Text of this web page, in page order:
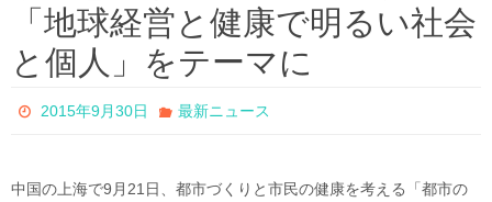
「地球経営と健康で明るい社会
と個人」をテーマに
2015年9月30日 最新ニュース
中国の上海で9月21日、都市づくりと市民の健康を考える「都市の